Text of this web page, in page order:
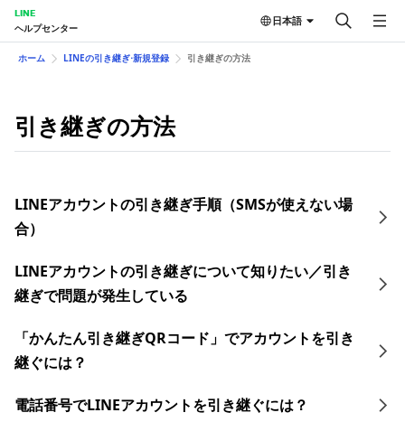
LINE
ヘルプセンター
日本語
ホーム LINEの引き継ぎ⋅新規登録 引き継ぎの方法
引き継ぎの方法
LINEアカウントの引き継ぎ手順（SMSが使えない場
合）
LINEアカウントの引き継ぎについて知りたい／引き
継ぎで問題が発生している
「かんたん引き継ぎQRコード」でアカウントを引き
継ぐには？
電話番号でLINEアカウントを引き継ぐには？